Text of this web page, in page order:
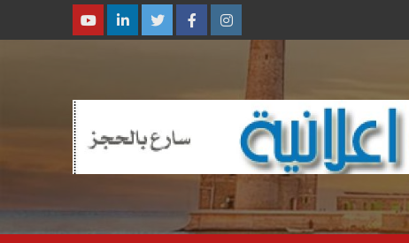
Instagram
Facebook
Twitter
Linkedin
Youtube